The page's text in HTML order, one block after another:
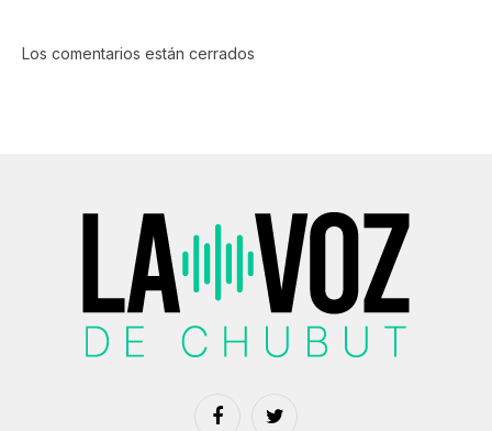
Los comentarios están cerrados
FacebookTwitter